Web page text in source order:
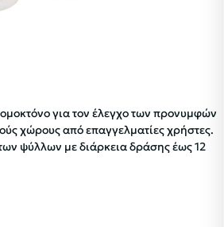
για τον έλεγχο των προνυμφών
χώρους από επαγγελματίες χρήστες.
ψύλλων με διάρκεια δράσης έως 12